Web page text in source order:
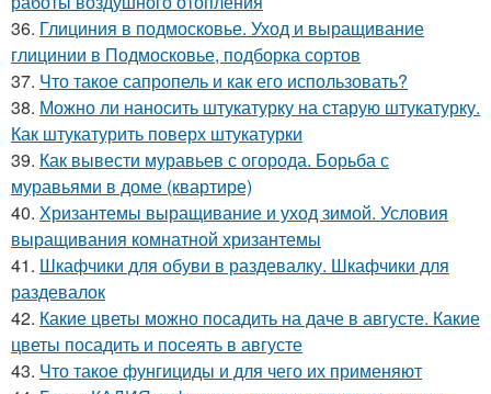
36. Глициния в подмосковье. Уход и выращивание
глицинии в Подмосковье, подборка сортов
37. Что такое сапропель и как его использовать?
38. Можно ли наносить штукатурку на старую штукатурку.
Как штукатурить поверх штукатурки
39. Как вывести муравьев с огорода. Борьба с
муравьями в доме (квартире)
40. Хризантемы выращивание и уход зимой. Условия
выращивания комнатной хризантемы
41. Шкафчики для обуви в раздевалку. Шкафчики для
раздевалок
42. Какие цветы можно посадить на даче в августе. Какие
цветы посадить и посеять в августе
43. Что такое фунгициды и для чего их применяют